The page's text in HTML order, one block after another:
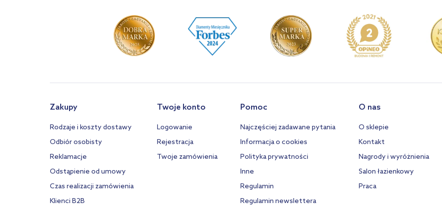
Zakupy
Rodzaje i koszty dostawy
Odbiór osobisty
Reklamacje
Odstąpienie od umowy
Czas realizacji zamówienia
Klienci B2B
Twoje konto
Logowanie
Rejestracja
Twoje zamówienia
Pomoc
Najczęściej zadawane pytania
Informacja o cookies
Polityka prywatności
Inne
Regulamin
Regulamin newslettera
O nas
O sklepie
Kontakt
Nagrody i wyróżnienia
Salon łazienkowy
Praca